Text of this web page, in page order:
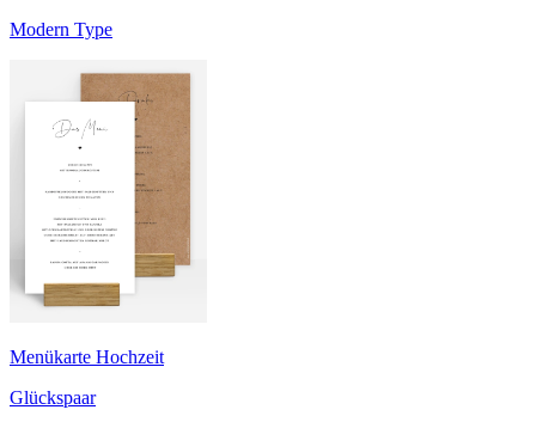
Modern Type
Menükarte Hochzeit
Glückspaar